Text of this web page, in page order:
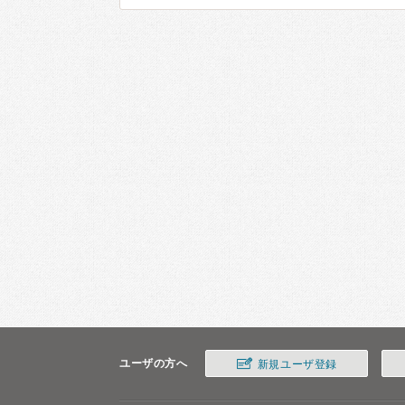
ユーザの方へ 新規ユーザ登録